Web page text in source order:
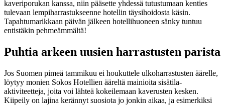
kaveriporukan kanssa, niin pääsette yhdessä tutustumaan kenties
tulevaan lempiharrastukseenne hotellin täysihoidosta käsin.
Tapahtumarikkaan päivän jälkeen hotellihuoneen sänky tuntuu
entistäkin pehmeämmältä!
Puhtia arkeen uusien harrastusten parista
Jos Suomen pimeä tammikuu ei houkuttele ulkoharrastusten äärelle,
löytyy monien Sokos Hotellien ääreltä mainioita sisätila-
aktiviteetteja, joita voi lähteä kokeilemaan kaverusten kesken.
Kiipeily on lajina kerännyt suosiota jo jonkin aikaa, ja esimerkiksi